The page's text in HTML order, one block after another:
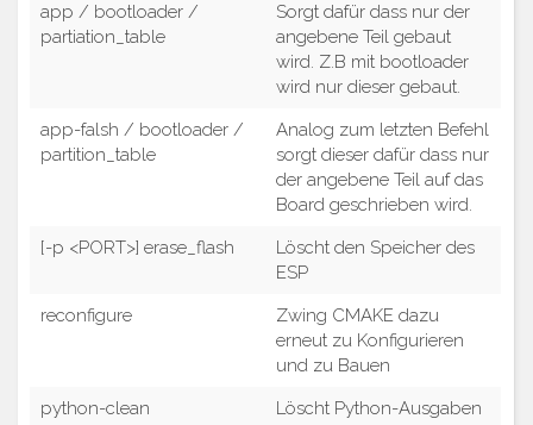
app / bootloader /
partiation_table
Sorgt dafür dass nur der
angebene Teil gebaut
wird. Z.B mit bootloader
wird nur dieser gebaut.
app-falsh / bootloader /
partition_table
Analog zum letzten Befehl
sorgt dieser dafür dass nur
der angebene Teil auf das
Board geschrieben wird.
[-p <PORT>] erase_flash
Löscht den Speicher des
ESP
reconfigure
Zwing CMAKE dazu
erneut zu Konfigurieren
und zu Bauen
python-clean
Löscht Python-Ausgaben